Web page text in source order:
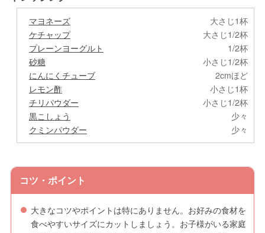
マヨネーズ
大さじ1杯
ケチャップ
大さじ1/2杯
プレーンヨーグルト
1/2杯
砂糖
小さじ1/2杯
にんにくチューブ
2cmほど
レモン酢
小さじ1杯
チリパウダー
小さじ1/2杯
黒こしょう
少々
クミンパウダー
少々
コツ・ポイント
大きなコツやポイントは特にありません。お好みの食材を
食べやすいサイズにカットしましょう。お子様がいる家庭